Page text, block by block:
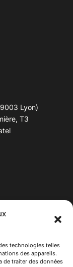
technologies telles
des appareils.
de traiter des données
Lyon)
T3